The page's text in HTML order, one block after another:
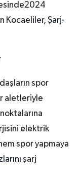
Kocaeliler, Şarj-
spor
aletleriyle
elektrik
spor yapmaya
şarj